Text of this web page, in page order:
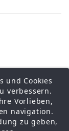
und Cookies
verbessern.
Vorlieben,
navigation.
zu geben,